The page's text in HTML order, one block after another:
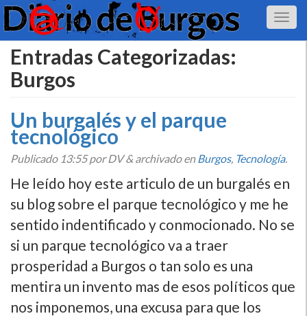
Entradas Categorizadas:
Burgos
Un burgalés y el parque
tecnológico
Publicado 13:55por DV&archivado enBurgos, Tecnologí­a.
He leí­do hoy este articulo de un burgalés en
su blog sobre el parque tecnológico y me he
sentido indentificado y conmocionado. No se
si un parque tecnológico va a traer
prosperidad a Burgos o tan solo es una
mentira un invento mas de esos polí­ticos que
nos imponemos, una excusa para que los